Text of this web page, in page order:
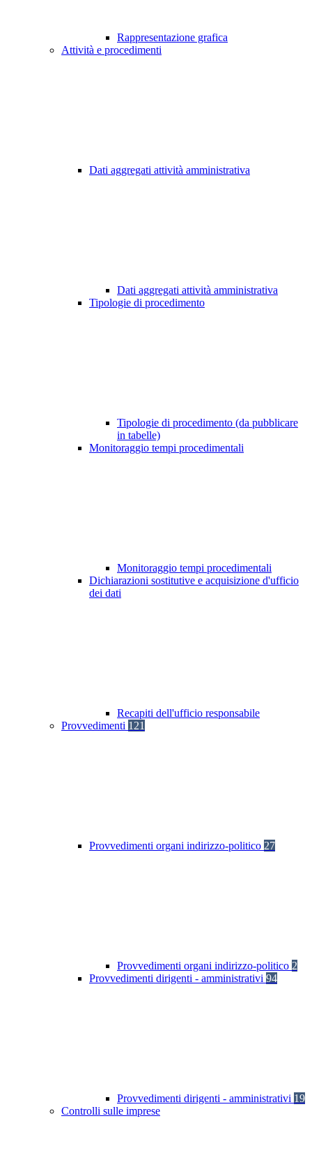
Rappresentazione grafica
Attività e procedimenti
Dati aggregati attività amministrativa
Dati aggregati attività amministrativa
Tipologie di procedimento
Tipologie di procedimento (da pubblicare
in tabelle)
Monitoraggio tempi procedimentali
Monitoraggio tempi procedimentali
Dichiarazioni sostitutive e acquisizione d'ufficio
dei dati
Recapiti dell'ufficio responsabile
Provvedimenti 121
Provvedimenti organi indirizzo-politico 27
Provvedimenti organi indirizzo-politico 2
Provvedimenti dirigenti - amministrativi 94
Provvedimenti dirigenti - amministrativi 19
Controlli sulle imprese